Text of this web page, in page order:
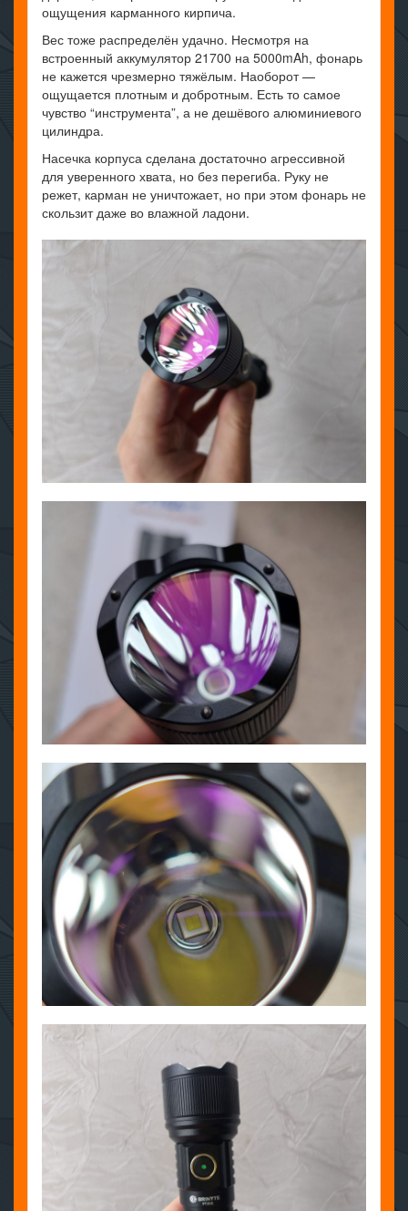
ощущения карманного кирпича.
Вес тоже распределён удачно. Несмотря на
встроенный аккумулятор 21700 на 5000mAh, фонарь
не кажется чрезмерно тяжёлым. Наоборот —
ощущается плотным и добротным. Есть то самое
чувство “инструмента”, а не дешёвого алюминиевого
цилиндра.
Насечка корпуса сделана достаточно агрессивной
для уверенного хвата, но без перегиба. Руку не
режет, карман не уничтожает, но при этом фонарь не
скользит даже во влажной ладони.